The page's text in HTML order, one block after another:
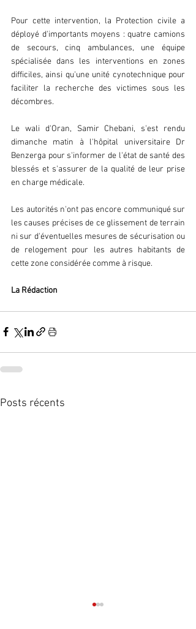
Pour cette intervention, la Protection civile a
déployé d'importants moyens : quatre camions
de secours, cinq ambulances, une équipe
spécialisée dans les interventions en zones
difficiles, ainsi qu'une unité cynotechnique pour
faciliter la recherche des victimes sous les
décombres.
Le wali d'Oran, Samir Chebani, s'est rendu
dimanche matin à l'hôpital universitaire Dr
Benzerga pour s'informer de l'état de santé des
blessés et s'assurer de la qualité de leur prise
en charge médicale.
Les autorités n'ont pas encore communiqué sur
les causes précises de ce glissement de terrain
ni sur d'éventuelles mesures de sécurisation ou
de relogement pour les autres habitants de
cette zone considérée comme à risque.
La Rédaction
Posts récents